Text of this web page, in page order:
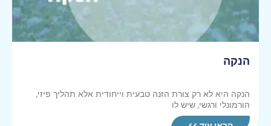
הנקה
הנקה היא לא רק צורת הזנה טבעית וייחודית אלא תהליך פיזי,
הורמונלי ורגשי, שיש לו